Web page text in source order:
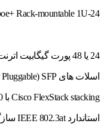
24-port poe+ Rack-mountable 1U
24 یا 48 پورت گیگابیت اترنت
اسلات های 1G (Small-Form Factor Pluggable) SFP یا +1G/10G SFP
Cisco FlexStack stacking با 20 گیگابیت در ثانیه ظرفیت استک (اختیاری)
استاندارد IEEE 802.3at سازگار با +PoE تا حداکثر 30W پاور در هر پورت